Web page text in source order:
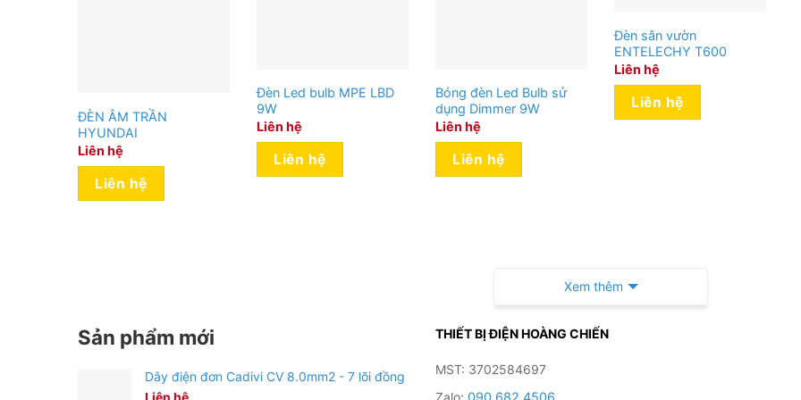
ĐÈN ÂM TRẦN
HYUNDAI
Liên hệ
Liên hệ
Đèn Led bulb MPE LBD
9W
Liên hệ
Liên hệ
Bóng đèn Led Bulb sử
dụng Dimmer 9W
Liên hệ
Liên hệ
Đèn sân vườn
ENTELECHY T600
Liên hệ
Liên hệ
Xem thêm
Sản phẩm mới
Dây điện đơn Cadivi CV 8.0mm2 - 7 lõi đồng
Liên hệ
THIẾT BỊ ĐIỆN HOÀNG CHIẾN
MST: 3702584697